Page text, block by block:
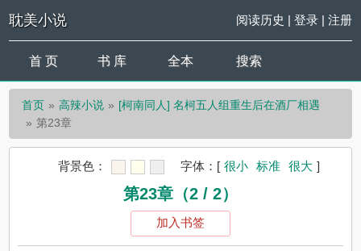
耽美小说 阅读历史 | 登录| 注册
首 页 书 库 全本 搜索
首页 高辣小说
[柯南同人] 名柯五人组重生后在酒厂相遇
第23章
背景色： 字体： [ 很小 标准 很大 ]
第23章（2 / 2）
加入书签